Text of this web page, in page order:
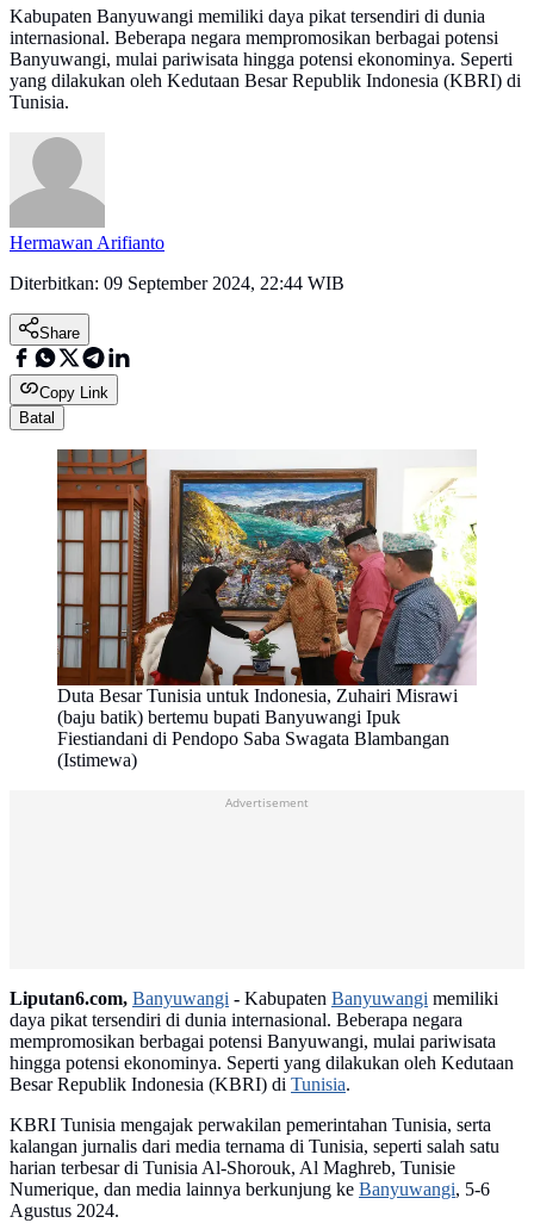
Kabupaten Banyuwangi memiliki daya pikat tersendiri di dunia
internasional. Beberapa negara mempromosikan berbagai potensi
Banyuwangi, mulai pariwisata hingga potensi ekonominya. Seperti
yang dilakukan oleh Kedutaan Besar Republik Indonesia (KBRI) di
Tunisia.
Hermawan Arifianto
Diterbitkan: 09 September 2024, 22:44 WIB
Share
Copy Link
Batal
Duta Besar Tunisia untuk Indonesia, Zuhairi Misrawi
(baju batik) bertemu bupati Banyuwangi Ipuk
Fiestiandani di Pendopo Saba Swagata Blambangan
(Istimewa)
Advertisement
Liputan6.com, Banyuwangi - Kabupaten Banyuwangi memiliki
daya pikat tersendiri di dunia internasional. Beberapa negara
mempromosikan berbagai potensi Banyuwangi, mulai pariwisata
hingga potensi ekonominya. Seperti yang dilakukan oleh Kedutaan
Besar Republik Indonesia (KBRI) di Tunisia.
KBRI Tunisia mengajak perwakilan pemerintahan Tunisia, serta
kalangan jurnalis dari media ternama di Tunisia, seperti salah satu
harian terbesar di Tunisia Al-Shorouk, Al Maghreb, Tunisie
Numerique, dan media lainnya berkunjung ke Banyuwangi, 5-6
Agustus 2024.